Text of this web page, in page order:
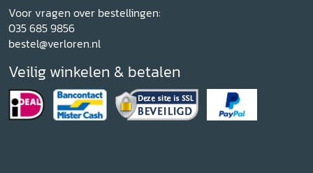
Voor vragen over bestellingen:
035 685 9856
bestel@verloren.nl
Veilig winkelen & betalen